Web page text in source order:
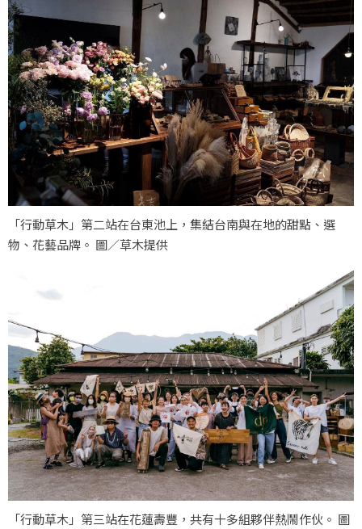
「行動草木」第二站在台東池上，集結台南與在地的甜點、選
物、花藝品牌。 圖／草木提供
「行動草木」第三站在花蓮壽豐，共有十多組夥伴熱鬧作伙。 圖